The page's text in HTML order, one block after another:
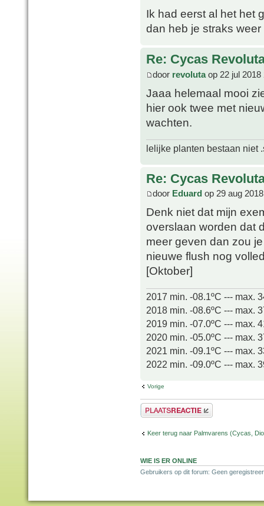
Ik had eerst al het het
dan heb je straks
Re: Cycas
door revolutaop 22 jul 2018
Jaaa helemaal mooi
hier ook twee met
wachten.
lelijke planten bestaan niet
Re: Cycas
door Eduard op 29 aug
Denk niet dat mijn
overslaan worden dat
meer geven dan zou
nieuwe flush nog
[Oktober]
2017 min. -08.1ºC --- max.
2018 min. -08.6ºC --- max.
2019 min. -07.0ºC --- max.
2020 min. -05.0ºC --- max.
2021 min. -09.1ºC --- max.
2022 min. -09.0ºC --- max.
Vorige
Plaats een reactie
Keer terug naar Palmvarens (Cycas,
WIE IS ER ONLINE
Gebruikers op dit forum: Geen